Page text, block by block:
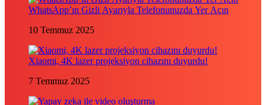
WhatsApp’ın Gizli Ayarıyla Telefonunuzda Yer Açın
10 Temmuz 2025
Xiaomi, 4K lazer projeksiyon cihazını duyurdu!
7 Temmuz 2025